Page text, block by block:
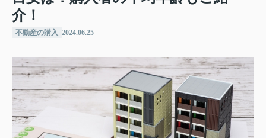
介！
不動産の購入 2024.06.25